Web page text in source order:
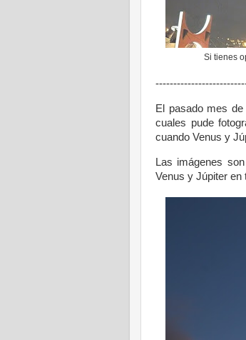
Si tienes
El pasado mes
cuales pude
cuando Venus y
Las imágenes
Venus y Júpiter